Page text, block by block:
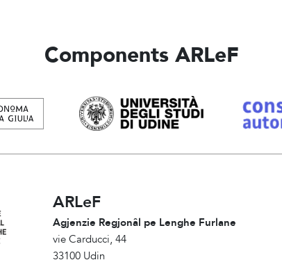
Components ARLeF
ARLeF
Agjenzie Regjonâl pe Lenghe Furlane
vie Carducci, 44
33100 Udin